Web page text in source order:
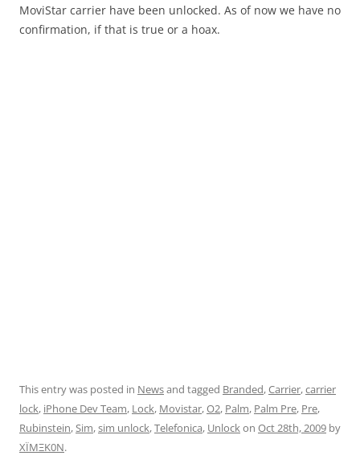
MoviStar carrier have been unlocked. As of now we have no
confirmation, if that is true or a hoax.
This entry was posted in Newsand tagged Branded,Carrier,carrier
lock, iPhone Dev Team, Lock, Movistar,O2, Palm, Palm Pre, Pre,
Rubinstein,Sim,sim unlock,Telefonica, Unlockon Oct 28th, 2009 by
XÏMΞK0N.